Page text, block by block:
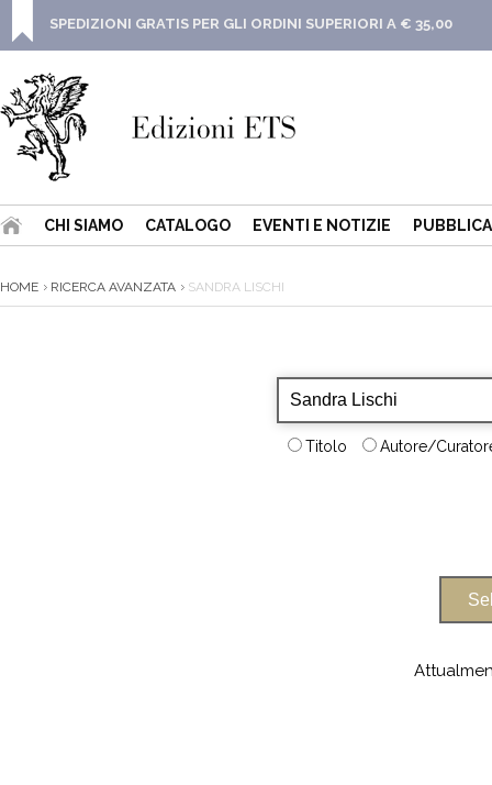
SPEDIZIONI GRATIS PER GLI ORDINI SUPERIORI A € 35,00
CHI SIAMO CATALOGO EVENTI E NOTIZIE
HOME RICERCA AVANZATA SANDRA LISCHI
Titolo Autore/